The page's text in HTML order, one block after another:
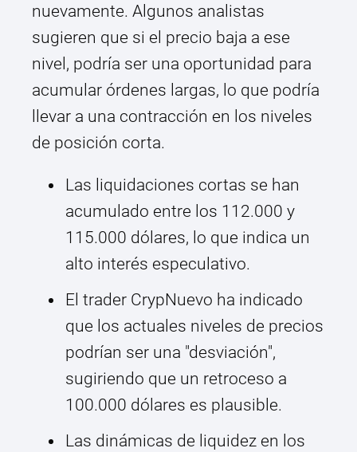
nuevamente. Algunos analistas
sugieren que si el precio baja a ese
nivel, podría ser una oportunidad para
acumular órdenes largas, lo que podría
llevar a una contracción en los niveles
de posición corta.
Las liquidaciones cortas se han
acumulado entre los 112.000 y
115.000 dólares, lo que indica un
alto interés especulativo.
El trader CrypNuevo ha indicado
que los actuales niveles de precios
podrían ser una "desviación",
sugiriendo que un retroceso a
100.000 dólares es plausible.
Las dinámicas de liquidez en los